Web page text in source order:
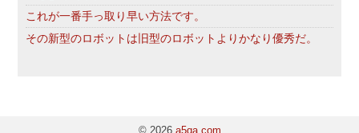
これが一番手っ取り早い方法です。
その新型のロボットは旧型のロボットよりかなり優秀だ。
© 2026 a5qa.com